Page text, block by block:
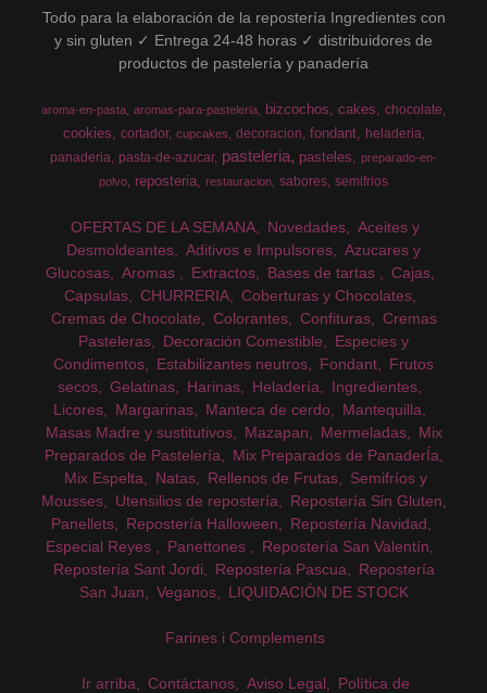
Todo para la elaboración de la repostería Ingredientes con
y sin gluten ✓ Entrega 24-48 horas ✓ distribuidores de
productos de pastelería y panadería
aroma-en-pasta aromas-para-pasteleria bizcochos cakes chocolate
cookies cortador cupcakes decoracion fondant
heladeria
panaderia pasta-de-azucar pasteleria pasteles
preparado-en-
polvo
reposteria restauracion sabores semifrios
OFERTAS DE LA SEMANA Novedades
Aceites y
Desmoldeantes
Aditivos e Impulsores
Azucares y
Glucosas
Aromas Extractos Bases de tartas
Cajas
Capsulas
CHURRERIA
Coberturas y Chocolates
Cremas de Chocolate
Colorantes Confituras
Cremas
Pasteleras
Decoración Comestible
Especies y
Condimentos
Estabilizantes neutros Fondant
Frutos
secos
Gelatinas Harinas Heladería
Ingredientes
Licores
Margarinas Manteca de cerdo
Mantequilla
Masas Madre y sustitutivos
Mazapan Mermeladas
Mix
Preparados de Pastelería
Mix Preparados de PanaderÍa
Mix Espelta
Natas Rellenos de Frutas
Semifríos y
Mousses
Utensilios de repostería
Repostería Sin Gluten
Panellets
Repostería Halloween
Repostería Navidad
Especial Reyes
Panettones
Repostería San Valentín
Repostería Sant Jordi
Repostería Pascua
Repostería
San Juan
Veganos LIQUIDACIÓN DE STOCK
Farines i Complements
Ir arriba Contáctanos Aviso Legal Política de